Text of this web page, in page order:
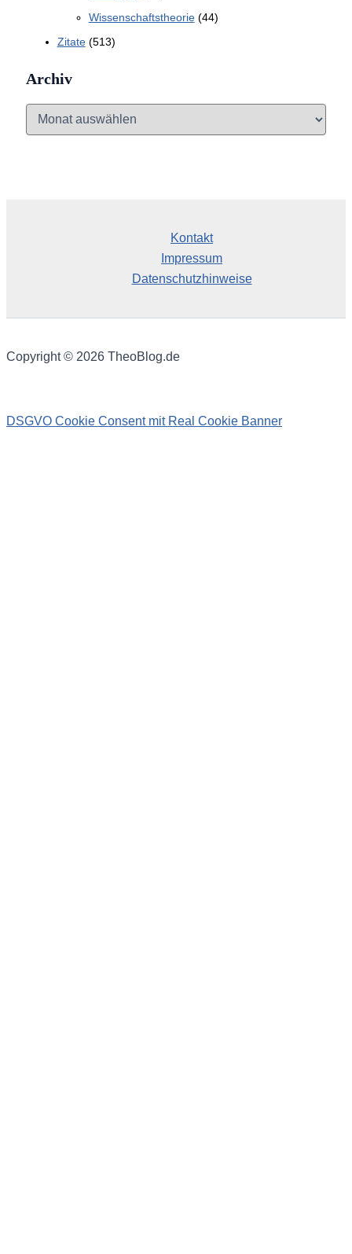
Wissenschaftstheorie(44)
Zitate(513)
Archiv
Kontakt
Impressum
Datenschutzhinweise
Copyright © 2026 TheoBlog.de
DSGVO Cookie Consent mit Real Cookie Banner